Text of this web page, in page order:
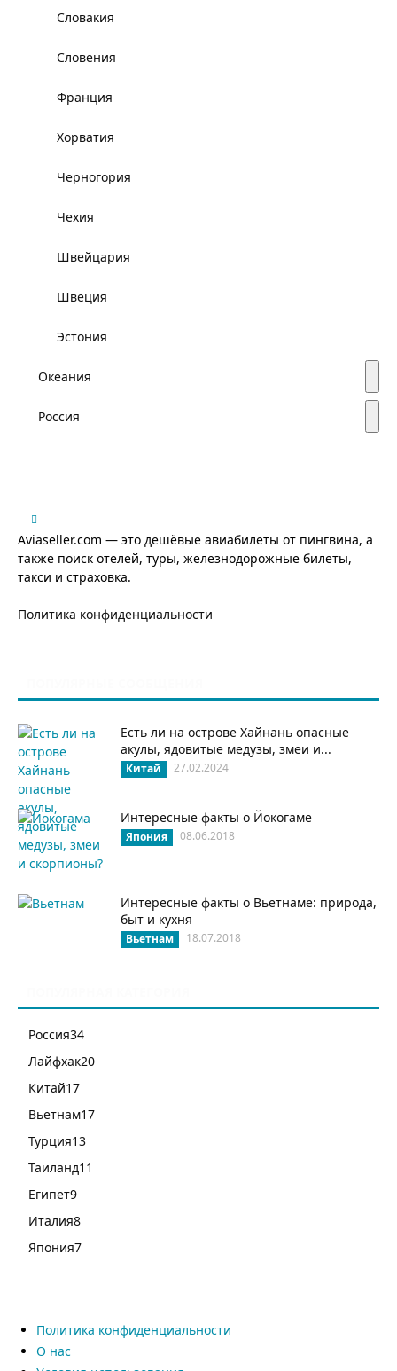
Словакия
Словения
Франция
Хорватия
Черногория
Чехия
Швейцария
Швеция
Эстония
Океания
Россия
Aviaseller.com — это дешёвые авиабилеты от пингвина, а
также поиск отелей, туры, железнодорожные билеты,
такси и страховка.
Политика конфиденциальности
Есть ли на острове Хайнань опасные
акулы, ядовитые медузы, змеи и...
Китай 27.02.2024
Интересные факты о Йокогаме
Япония 08.06.2018
Интересные факты о Вьетнаме: природа,
быт и кухня
Вьетнам 18.07.2018
Россия34
Лайфхак20
Китай17
Вьетнам17
Турция13
Таиланд11
Египет9
Италия8
Япония7
Политика конфиденциальности
О нас